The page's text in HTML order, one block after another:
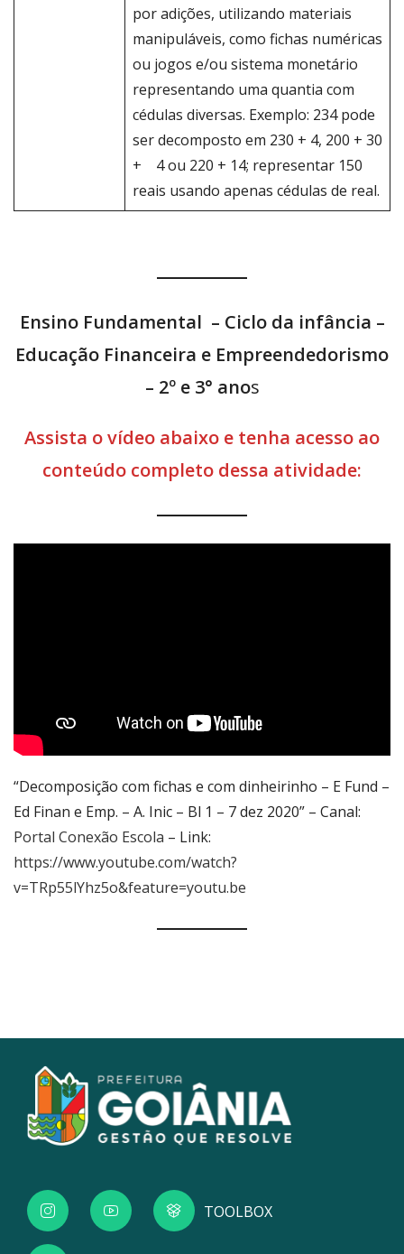
por adições, utilizando materiais
manipuláveis, como fichas numéricas
ou jogos e/ou sistema monetário
representando uma quantia com
cédulas diversas. Exemplo: 234 pode
ser decomposto em 230 + 4, 200 + 30
+ 4 ou 220 + 14; representar 150
reais usando apenas cédulas de real.
Ensino Fundamental – Ciclo da infância –
Educação Financeira e Empreendedorismo
– 2º e 3° anos
Assista o vídeo abaixo e tenha acesso ao
conteúdo completo dessa atividade:
“Decomposição com fichas e com dinheirinho – E Fund –
Ed Finan e Emp. – A. Inic – Bl 1 – 7 dez 2020” – Canal:
Portal Conexão Escola – Link:
https://www.youtube.com/watch?
v=TRp55lYhz5o&feature=youtu.be
TOOLBOX